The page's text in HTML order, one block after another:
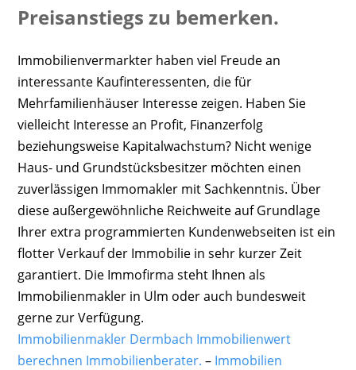
Preisanstiegs zu bemerken.
Immobilienvermarkter haben viel Freude an
interessante Kaufinteressenten, die für
Mehrfamilienhäuser Interesse zeigen. Haben Sie
vielleicht Interesse an Profit, Finanzerfolg
beziehungsweise Kapitalwachstum? Nicht wenige
Haus- und Grundstücksbesitzer möchten einen
zuverlässigen Immomakler mit Sachkenntnis. Über
diese außergewöhnliche Reichweite auf Grundlage
Ihrer extra programmierten Kundenwebseiten ist ein
flotter Verkauf der Immobilie in sehr kurzer Zeit
garantiert. Die Immofirma steht Ihnen als
Immobilienmakler in Ulm oder auch bundesweit
gerne zur Verfügung.
Immobilienmakler Dermbach Immobilienwert
berechnen Immobilienberater. – Immobilien